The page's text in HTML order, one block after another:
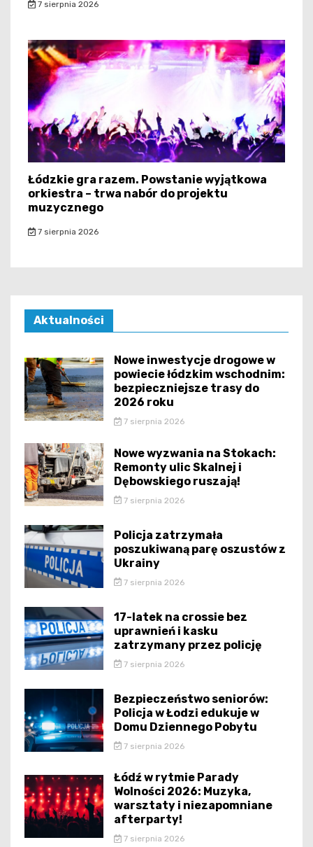
7 sierpnia 2026
Łódzkie gra razem. Powstanie wyjątkowa
orkiestra – trwa nabór do projektu
muzycznego
7 sierpnia 2026
Aktualności
Nowe inwestycje drogowe w
powiecie łódzkim wschodnim:
bezpieczniejsze trasy do
2026 roku
7 sierpnia 2026
Nowe wyzwania na Stokach:
Remonty ulic Skalnej i
Dębowskiego ruszają!
7 sierpnia 2026
Policja zatrzymała
poszukiwaną parę oszustów z
Ukrainy
7 sierpnia 2026
17-latek na crossie bez
uprawnień i kasku
zatrzymany przez policję
7 sierpnia 2026
Bezpieczeństwo seniorów:
Policja w Łodzi edukuje w
Domu Dziennego Pobytu
7 sierpnia 2026
Łódź w rytmie Parady
Wolności 2026: Muzyka,
warsztaty i niezapomniane
afterparty!
7 sierpnia 2026